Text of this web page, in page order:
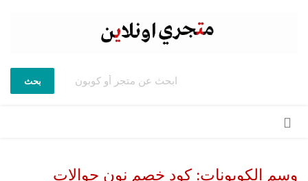
بحث
وسم الكوبونات: كود خصم نون جوالات